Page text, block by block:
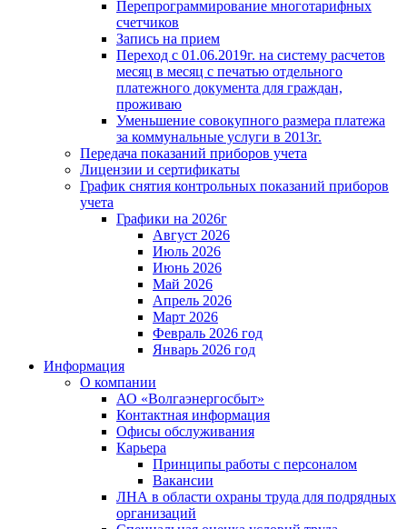
Перепрограммирование многотарифных
счетчиков
Запись на прием
Переход с 01.06.2019г. на систему расчетов
месяц в месяц с печатью отдельного
платежного документа для граждан,
проживаю
Уменьшение совокупного размера платежа
за коммунальные услуги в 2013г.
Передача показаний приборов учета
Лицензии и сертификаты
График снятия контрольных показаний приборов
учета
Графики на 2026г
Август 2026
Июль 2026
Июнь 2026
Май 2026
Апрель 2026
Март 2026
Февраль 2026 год
Январь 2026 год
Информация
О компании
АО «Волгаэнергосбыт»
Контактная информация
Офисы обслуживания
Карьера
Принципы работы с персоналом
Вакансии
ЛНА в области охраны труда для подрядных
организаций